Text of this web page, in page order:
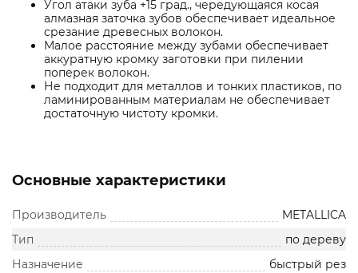
Угол атаки зуба +15 град., чередующаяся косая
алмазная заточка зубов обеспечивает идеальное
срезание древесных волокон.
Малое расстояние между зубами обеспечивает
аккуратную кромку заготовки при пилении
поперек волокон.
Не подходит для металлов и тонких пластиков, по
ламинированным материалам не обеспечивает
достаточную чистоту кромки.
Основные характеристики
Производитель
METALLICA
Тип
по дереву
Назначение
быстрый рез